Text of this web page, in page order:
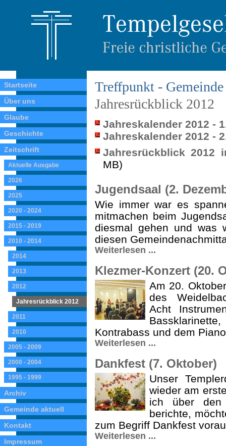
Startseite
Über uns
Glaube
Geschichte
Zeitschrift
Aktuelle Ausgabe
2026
2025
2020 - 2024
2015 - 2019
2010 - 2014
2014
2013
2012
Jahresrückblick 2012
2011
2010
2005 - 2009
2000 - 2004
1995 - 1999
Archiv
Gemeinde aktuell
Kontakt
Impressum
Treffpunkt -
Jahresrückblick 2012
Jahreskalender 2012 -
Jahreskalender 2012 -
Jahresrückblick 2012
MB)
Jugendsaal (2.
Wie immer war es
mitmachen beim
diesmal gehen und was
diesen
Weiterlesen ...
Klezmer-Konzert (20.
Am 20.
des
Acht
Kontrabass und dem
Weiterlesen ...
Dankfest (7. Oktober)
Unser
wieder am
ich über den
berichte,
zum Begriff Dankfest
Weiterlesen ...